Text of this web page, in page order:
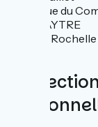
2, avenue du
17440 AYTRE
RCS La